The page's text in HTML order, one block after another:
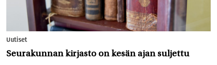
Uutiset
Seurakunnan kirjasto on kesän ajan suljettu